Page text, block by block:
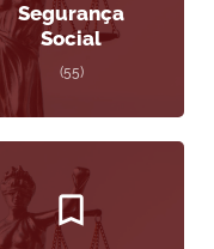
Segurança
Social
(55)